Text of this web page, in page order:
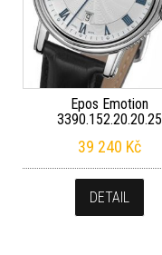
Epos Emotion
3390.152.20.20.25
39 240 Kč
DETAIL